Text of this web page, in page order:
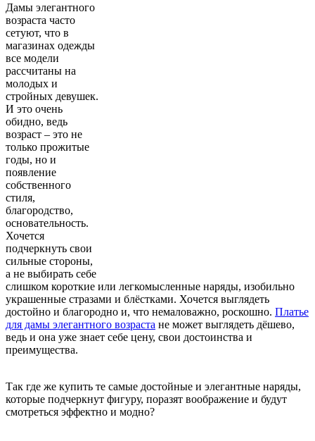
Дамы элегантного
возраста часто
сетуют, что в
магазинах одежды
все модели
рассчитаны на
молодых и
стройных девушек.
И это очень
обидно, ведь
возраст – это не
только прожитые
годы, но и
появление
собственного
стиля,
благородство,
основательность.
Хочется
подчеркнуть свои
сильные стороны,
а не выбирать себе
слишком короткие или легкомысленные наряды, изобильно
украшенные стразами и блёстками. Хочется выглядеть
достойно и благородно и, что немаловажно, роскошно. Платье
для дамы элегантного возраста не может выглядеть дёшево,
ведь и она уже знает себе цену, свои достоинства и
преимущества.
Так где же купить те самые достойные и элегантные наряды,
которые подчеркнут фигуру, поразят воображение и будут
смотреться эффектно и модно?